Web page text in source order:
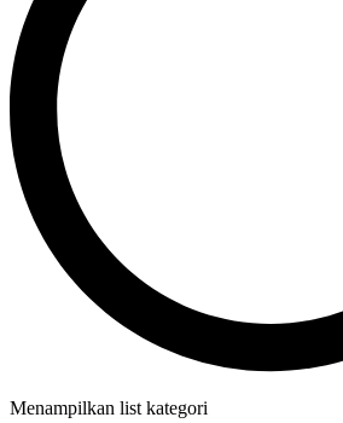
Menampilkan list kategori